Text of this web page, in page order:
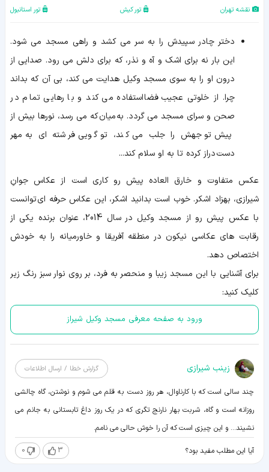
نقشه تهران تور کیش تور استانبول
دختر چادر سپیدش را به سر می کشد و راهی مسجد می شود.
این بار نه برای اشک و آه و نذر، که برای دلش می رود. صدایی از
درون او را به سوی مسجد وکیل هدایت می کند، بی آن که بداند
چرا. از خلوتی عجیب فضااستفاده می کند و با رهایی تمام در
صحن و سرای مسجد می گردد. بهمیانکه می رسد، نورها بیش از
پیش توجهش را جلب می کند، تو گویی فرشته ای به مهر
دست دراز کرده تا به او سلام کند...
عکس متفاوت و خارق العاده پیش رو کاری است از عکاس جوانِ
شیرازی، بهزاد اشکر. خوب است بدانید اشکر، این عکاس حرفه ای توانست
با عکس پیش رو از مسجد وکیل در سال 2014، عنوان برنده یکی از
رقابت های عکاسی نیکون در منطقه آفریقا و خاورمیانه را به خودش
اختصاص دهد.
برای آشنایی با این مسجد زیبا و منحصر به فرد، بر روی نوار سبز رنگ زیر
کلیک کنید:
ورود به صفحه معرفی مسجد وکیل شیراز
زينب شيرازی گزارش خطا / ارسال اطلاعات
چند سالی است که با کارناوال، هر روز دست به قلم می شوم و نوشتن، گاه چالشی
روزانه است و گاه، شربت بهار نارنج تگری که در یک روز داغ تابستانی به جانم می
نشیند... و این چیزی است که آن را خوش حالی می نامم.
آیا این مطلب مفید بود؟ 3
0